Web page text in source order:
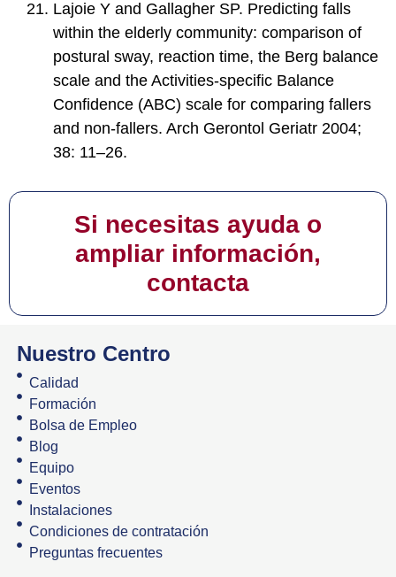
Lajoie Y and Gallagher SP. Predicting falls
within the elderly community: comparison of
postural sway, reaction time, the Berg balance
scale and the Activities-specific Balance
Confidence (ABC) scale for comparing fallers
and non-fallers. Arch Gerontol Geriatr 2004;
38: 11–26.
Si necesitas ayuda o
ampliar información,
contacta
Nuestro Centro
Calidad
Formación
Bolsa de Empleo
Blog
Equipo
Eventos
Instalaciones
Condiciones de contratación
Preguntas frecuentes